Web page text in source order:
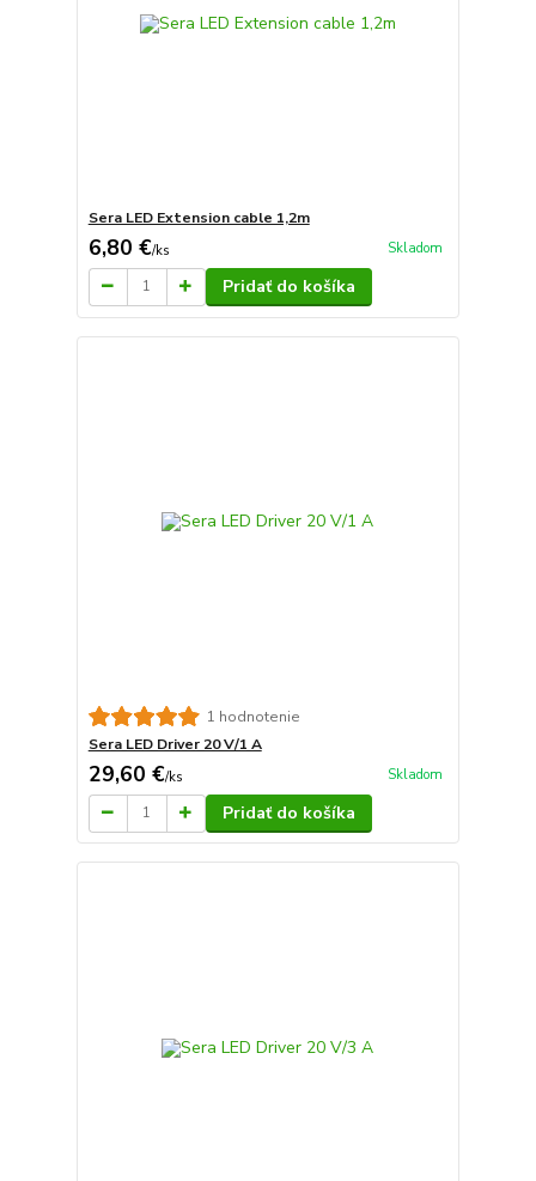
Sera LED Extension cable 1,2m
6,80 €/ks Skladom
Pridať do košíka
1 hodnotenie
Sera LED Driver 20 V/1 A
29,60 €/ks Skladom
Pridať do košíka